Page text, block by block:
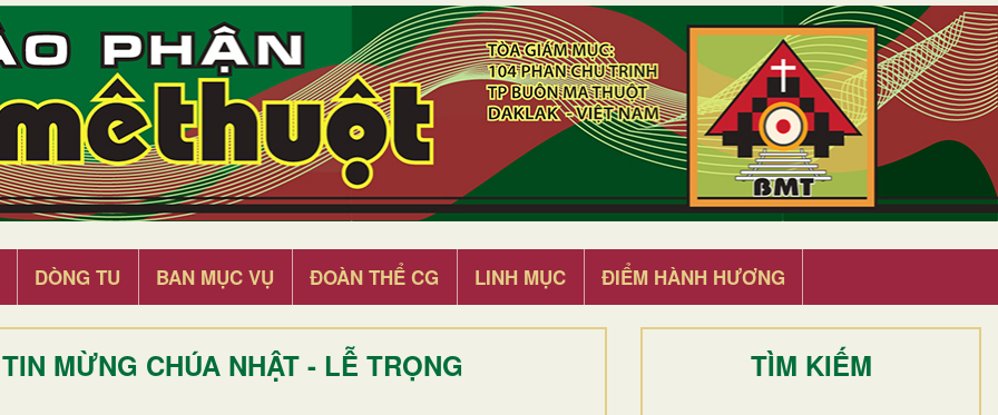
DÒNG TU BAN MỤC VỤ ĐOÀN THỂ CG LINH MỤC ĐIỂM HÀNH HƯƠNG
TIN MỪNG CHÚA NHẬT - LỄ TRỌNG TÌM KIẾM